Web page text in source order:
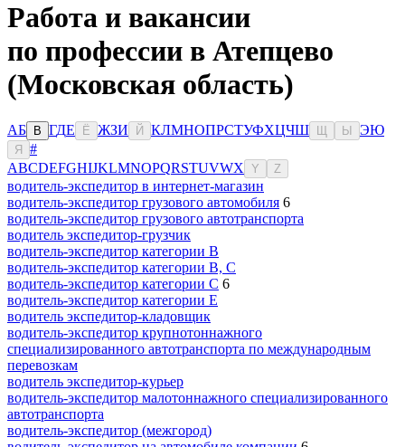
Работа и вакансии
по профессии в Атепцево
(Московская область)
АБ В ГДЕ Ё ЖЗИ Й КЛМНОПРСТУФХЦЧШ Ы ЭЮ
Я
#
ABCDEFGHIJKLMNOPQRSTUVWX Y Z
водитель-экспедитор в интернет-магазин
водитель-экспедитор грузового автомобиля 6
водитель-экспедитор грузового автотранспорта
водитель экспедитор-грузчик
водитель-экспедитор категории B
водитель-экспедитор категории B, C
водитель-экспедитор категории C 6
водитель-экспедитор категории Е
водитель экспедитор-кладовщик
водитель-экспедитор крупнотоннажного
специализированного автотранспорта по международным
перевозкам
водитель экспедитор-курьер
водитель-экспедитор малотоннажного специализированного
автотранспорта
водитель-экспедитор (межгород)